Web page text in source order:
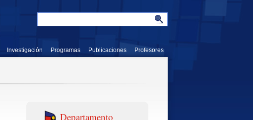
Investigación Programas Publicaciones Profesores
Departamento